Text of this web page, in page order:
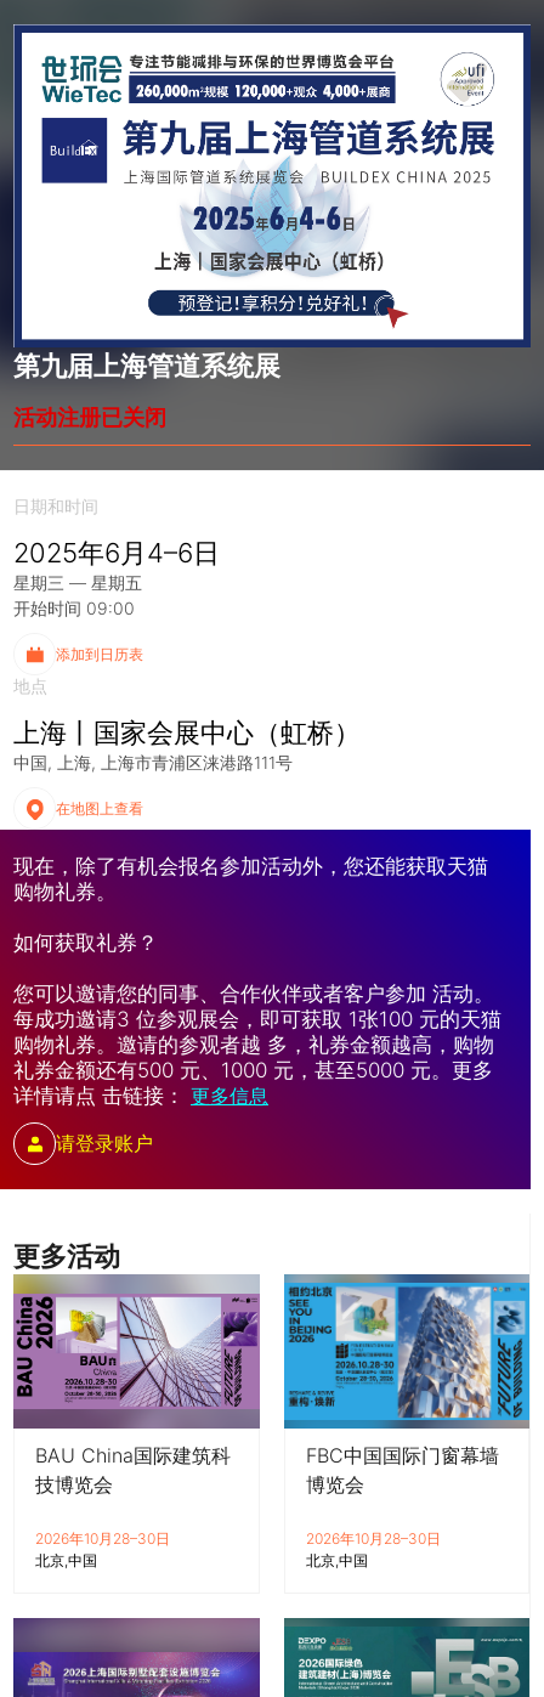
第九届上海管道系统展
活动注册已关闭
更多活动
BAU China国际建筑科
技博览会
2026年10月28–30日
北京 中国
FBC中国国际门窗幕墙
博览会
2026年10月28–30日
北京 中国
日期和时间
2025年6月4–6日
星期三 — 星期五
开始时间 09:00
添加到日历表
地点
上海丨国家会展中心（虹桥）
中国 上海 上海市青浦区涞港路111号
在地图上查看
现在，除了有机会报名参加活动外，您还能获取天猫
购物礼券。
如何获取礼券？
您可以邀请您的同事、合作伙伴或者客户参加 活动。
每成功邀请3 位参观展会，即可获取 1张100 元的天猫
购物礼券。邀请的参观者越 多，礼券金额越高，购物
礼券金额还有500 元、1000 元，甚至5000 元。更多
详情请点 击链接： 更多信息
请登录账户